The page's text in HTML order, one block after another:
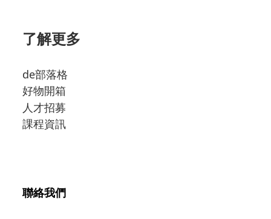
了解更多
de部落格
好物開箱
人才招募
課程資訊
聯絡我們